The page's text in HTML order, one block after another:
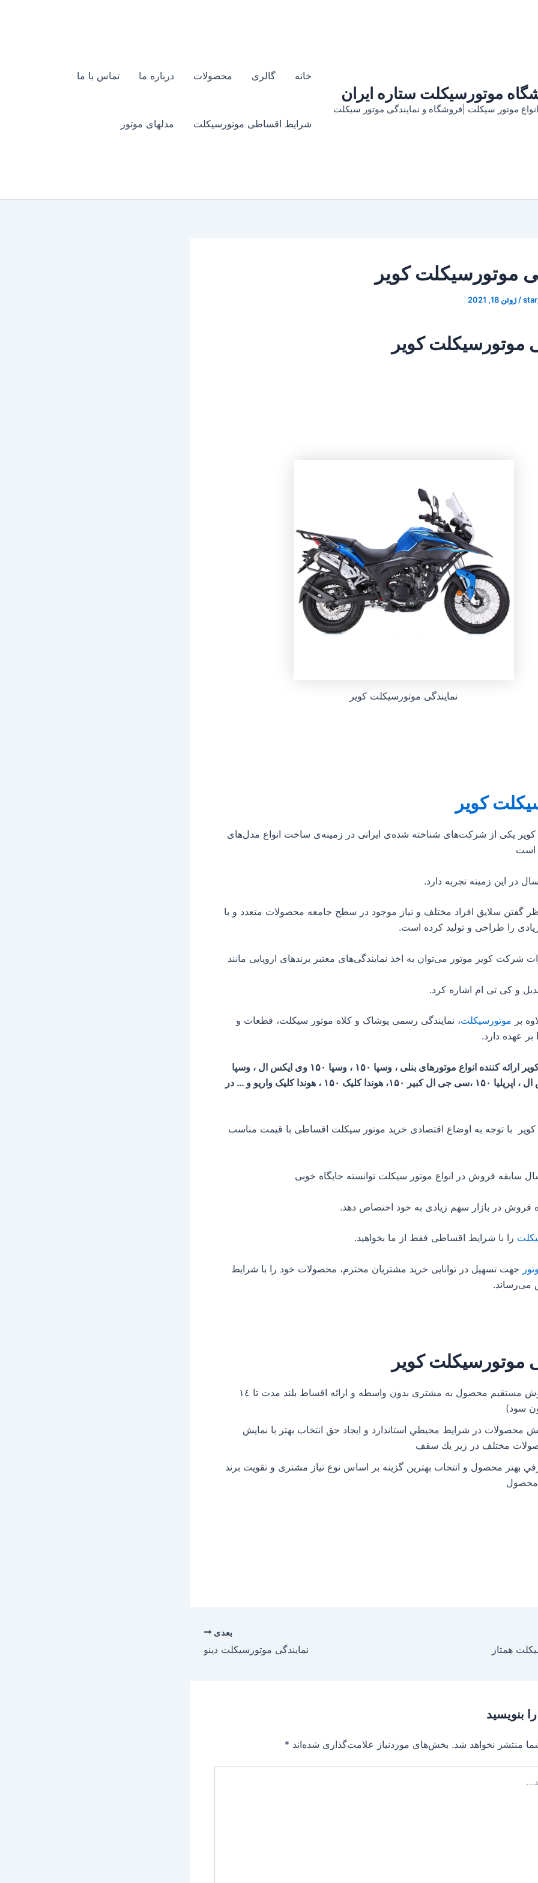
موتورسیکلت ستاره ایران
موتور سیکلت |فروشگاه و نمايندگى موتور سيكلت
خانه گالری محصولات درباره ما تماس با ما
شرایط اقساطی موتورسیکلت مدلهای موتور
موتورسیکلت کویر
/ژوئن 18, 2021
موتورسیکلت کویر
نمایندگی موتورسیکلت کویر
کویر
یکی از شرکت‌های شناخته شده‌ی ایرانی در زمینه‌ی ساخت انواع مدل‌های
است
گفتن سلایق افراد مختلف و نیاز موجود در سطح جامعه محصولات متعدد و با
را طراحی و تولید کرده است.
شرکت کویر موتور می‌توان به اخذ نمایندگی‌های معتبر برندهای اروپایی مانند
و کی تی ام اشاره کرد.
بر موتورسیکلت، نمایندگی رسمی پوشاک و کلاه موتور سیکلت، قطعات و
بر عهده دارد.
موتورسیکلت کویر ارائه کننده انواع موتورهای بنلی ، وسپا ۱۵۰ ، وسپا ۱۵۰ وی ایکس ال ، وسپا
۱۵۰ اس ایکس ال ، اپریلیا ۱۵۰ ،سی جی ال کبیر ۱۵۰، هوندا کلیک ۱۵۰ ، هوندا کلیک واریو و … در
با توجه به اوضاع اقتصادی خرید موتور سیکلت اقساطی با قیمت مناسب
فروش در بازار سهم زیادی به خود اختصاص دهد.
را با شرایط اقساطی فقط از ما بخواهید.
جهت تسهیل در توانایی خرید مشتریان محترم، محصولات خود را با شرایط
می‌رساند.
موتورسیکلت کویر
فروش مستقيم محصول به مشتری بدون واسطه و ارائه اقساط بلند مدت تا ١٤
سود)
محصولات در شرايط محيطي استاندارد و ايجاد حق انتخاب بهتر با نمايش
مختلف در زير يك سقف
بهتر محصول و انتخاب بهترين گزينه بر اساس نوع نياز مشتری و تقويت برند
همتاز
بعدی
نمایندگی موتورسیکلت دینو
بنویسید
منتشر نخواهد شد. بخش‌های موردنیاز علامت‌گذاری شده‌اند *